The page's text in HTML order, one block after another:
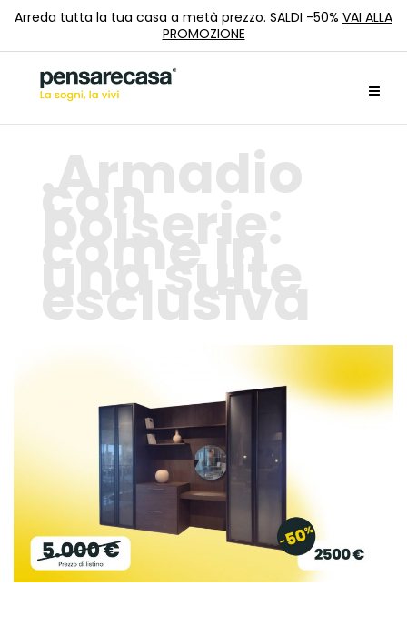
Arreda tutta la tua casa a metà prezzo. SALDI -50% VAI ALLA
PROMOZIONE
Armadio
con
boiserie:
come in
una suite
esclusiva